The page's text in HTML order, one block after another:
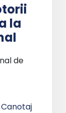
la
de
Canotaj